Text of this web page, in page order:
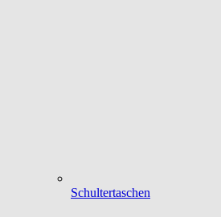
Schultertaschen